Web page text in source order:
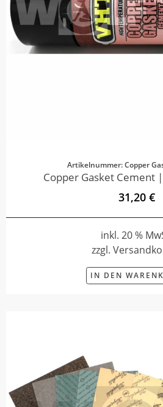
Artikelnummer: Copper
Copper Gasket Cement
31,20 €
inkl. 20 %
zzgl.
IN DEN